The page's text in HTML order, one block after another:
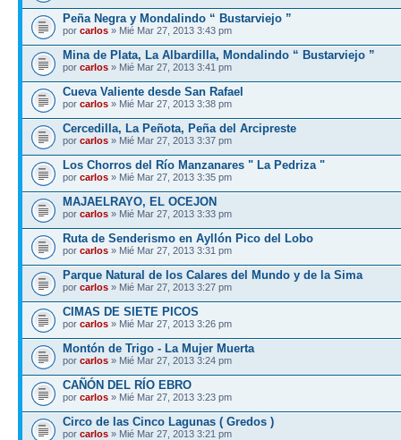
Peña Negra y Mondalindo “ Bustarviejo ”
por carlos » Mié Mar 27, 2013 3:43 pm
Mina de Plata, La Albardilla, Mondalindo “ Bustarviejo ”
por carlos » Mié Mar 27, 2013 3:41 pm
Cueva Valiente desde San Rafael
por carlos » Mié Mar 27, 2013 3:38 pm
Cercedilla, La Peñota, Peña del Arcipreste
por carlos » Mié Mar 27, 2013 3:37 pm
Los Chorros del Río Manzanares " La Pedriza "
por carlos » Mié Mar 27, 2013 3:35 pm
MAJAELRAYO, EL OCEJON
por carlos » Mié Mar 27, 2013 3:33 pm
Ruta de Senderismo en Ayllón Pico del Lobo
por carlos » Mié Mar 27, 2013 3:31 pm
Parque Natural de los Calares del Mundo y de la Sima
por carlos » Mié Mar 27, 2013 3:27 pm
CIMAS DE SIETE PICOS
por carlos » Mié Mar 27, 2013 3:26 pm
Montón de Trigo - La Mujer Muerta
por carlos » Mié Mar 27, 2013 3:24 pm
CAÑÓN DEL RÍO EBRO
por carlos » Mié Mar 27, 2013 3:23 pm
Circo de las Cinco Lagunas ( Gredos )
por carlos » Mié Mar 27, 2013 3:21 pm